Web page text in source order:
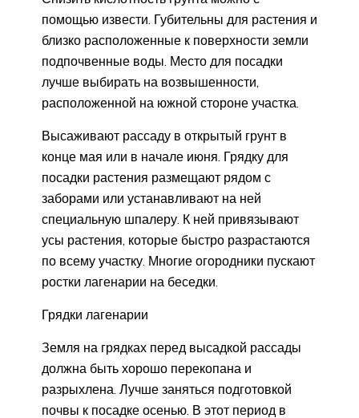
помощью извести. Губительны для растения и
близко расположенные к поверхности земли
подпочвенные воды. Место для посадки
лучше выбирать на возвышенности,
расположенной на южной стороне участка.
Высаживают рассаду в открытый грунт в
конце мая или в начале июня. Грядку для
посадки растения размещают рядом с
заборами или устанавливают на ней
специальную шпалеру. К ней привязывают
усы растения, которые быстро разрастаются
по всему участку. Многие огородники пускают
ростки лагенарии на беседки.
Грядки лагенарии
Земля на грядках перед высадкой рассады
должна быть хорошо перекопана и
разрыхлена. Лучше заняться подготовкой
почвы к посадке осенью. В этот период в